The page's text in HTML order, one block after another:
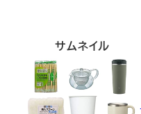
サムネイル